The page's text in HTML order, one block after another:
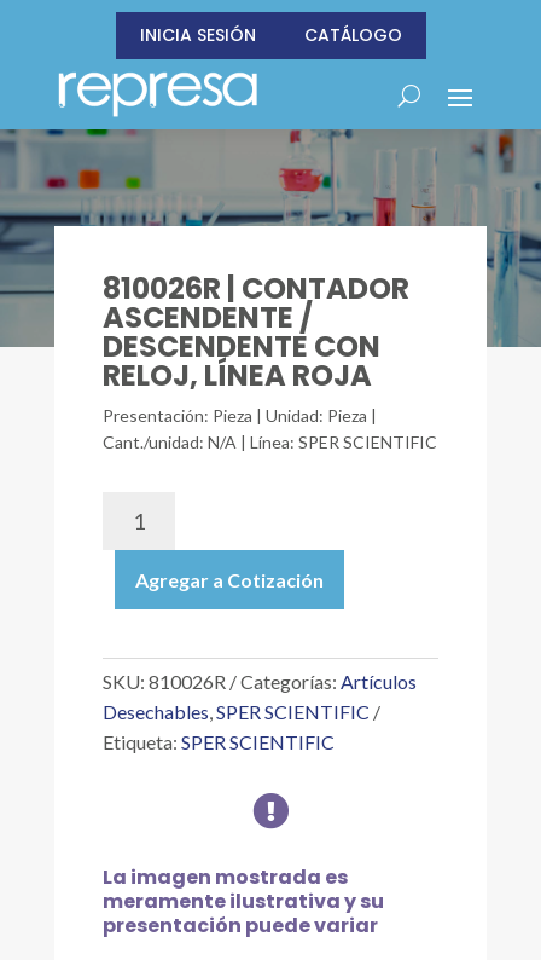
INICIA SESIÓN CATÁLOGO
810026R | CONTADOR
ASCENDENTE /
DESCENDENTE CON
RELOJ, LÍNEA ROJA
Presentación: Pieza | Unidad: Pieza |
Cant./unidad: N/A | Línea: SPER SCIENTIFIC
ASCENDENTE
CON
LÍNEA
ROJA
Agregar a Cotización
SKU: 810026R Categorías: Artículos
Desechables,SPER SCIENTIFIC
Etiqueta: SPER SCIENTIFIC

La imagen mostrada es
meramente ilustrativa y su
presentación puede variar